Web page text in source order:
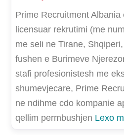
Prime Recruitment Albania
licensuar rekrutimi (me
me seli ne Tirane,
fushen e Burimeve
stafi profesionistesh me
shumevjecare, Prime
ne ndihme cdo kompanie
qellim permbushjen Lexo